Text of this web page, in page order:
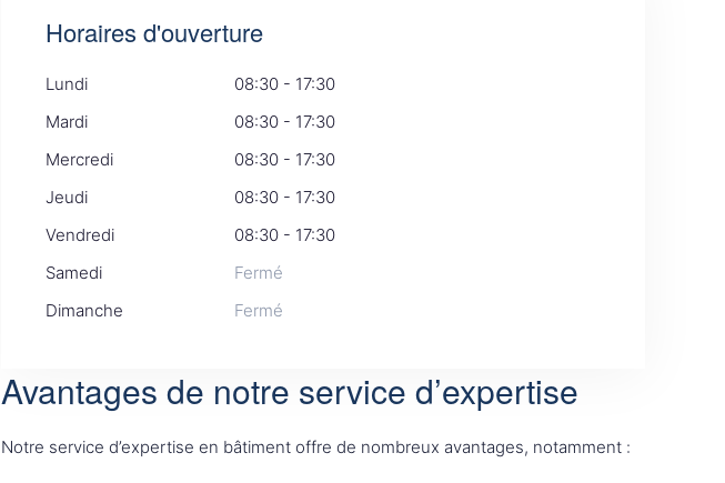
Horaires d'ouverture
Lundi
08:30 - 17:30
Mardi
08:30 - 17:30
Mercredi
08:30 - 17:30
Jeudi
08:30 - 17:30
Vendredi
08:30 - 17:30
Samedi
Fermé
Dimanche
Fermé
Avantages de notre service d’expertise
Notre service d’expertise en bâtiment offre de nombreux avantages, notamment :